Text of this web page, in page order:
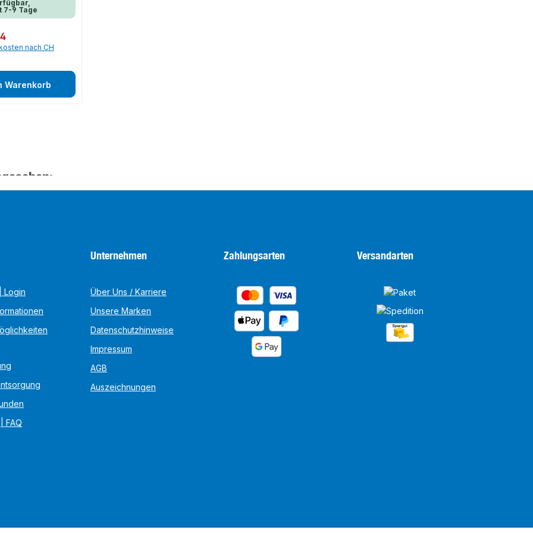
7-9 Tage
nach CH
Warenkorb
Login
FAQ
Unternehmen
Über Uns / Karriere
Unsere Marken
Datenschutzhinweise
Impressum
AGB
Auszeichnungen
Zahlungsarten Versandarten